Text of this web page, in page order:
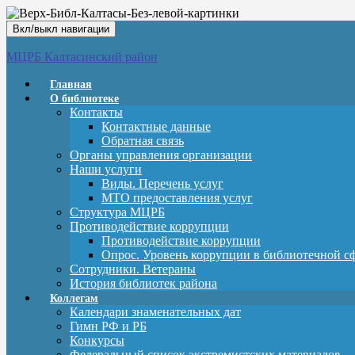
Вкл/выкл навигации
МЦРБ Калтасинский район
Главная
О библиотеке
Контакты
Контактные данные
Обратная связь
Органы управления организации
Наши услуги
Виды. Перечень услуг
МТО предоставления услуг
Структура МЦРБ
Противодействие коррупции
Противодействие коррупции
Опрос. Уровень коррупции в библиотечной
Сотрудники. Ветераны
История библиотек района
Коллегам
Календари знаменательных дат
Гимн РФ и РБ
Конкурсы